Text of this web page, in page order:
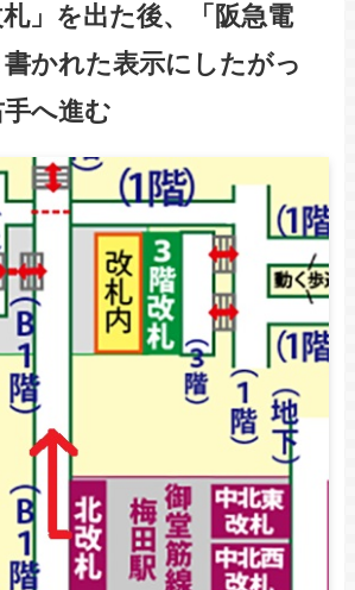
札」を出た後、「阪急電
かれた表示にしたがっ
へ進む